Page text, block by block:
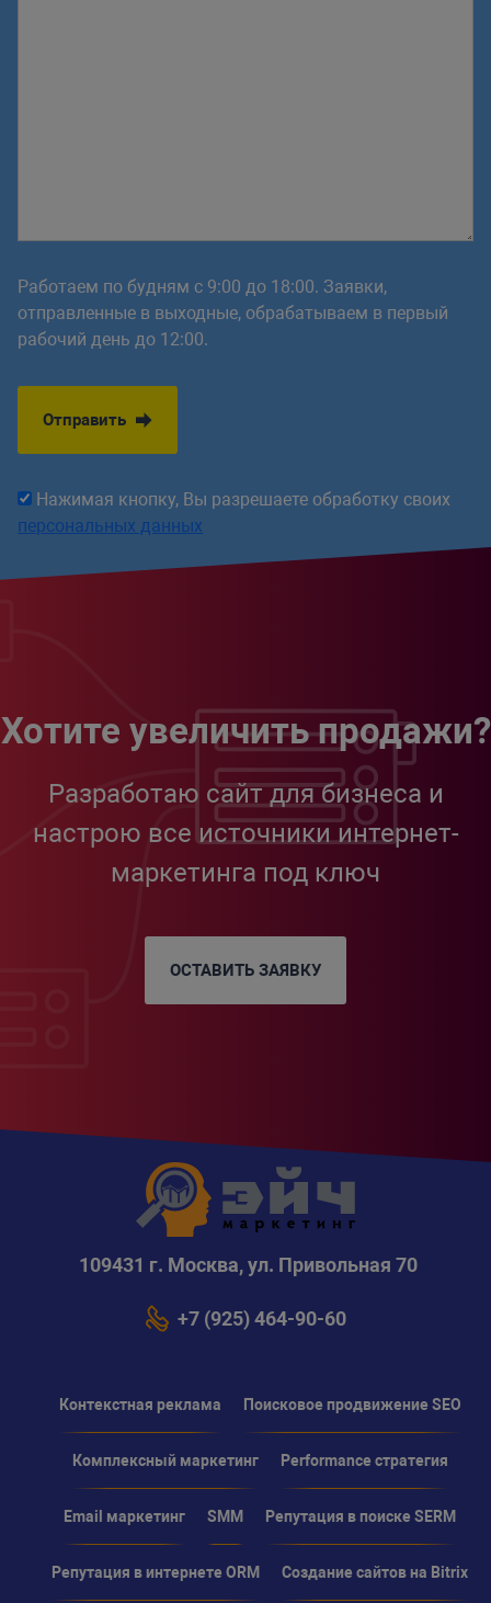
Работаем по будням с 9:00 до 18:00. Заявки,
отправленные в выходные, обрабатываем в первый
рабочий день до 12:00.
Отправить
Нажимая кнопку, Вы разрешаете обработку своих
персональных данных
Хотите увеличить продажи?
Разработаю сайт для бизнеса и
настрою все источники интернет-
маркетинга под ключ
ОСТАВИТЬ ЗАЯВКУ
109431 г. Москва, ул. Привольная 70
+7 (925) 464-90-60
Контекстная реклама Поисковое продвижение SEO
Комплексный маркетинг Performance стратегия
Email маркетинг SMM Репутация в поиске SERM
Репутация в интернете ORM Создание сайтов на Bitrix